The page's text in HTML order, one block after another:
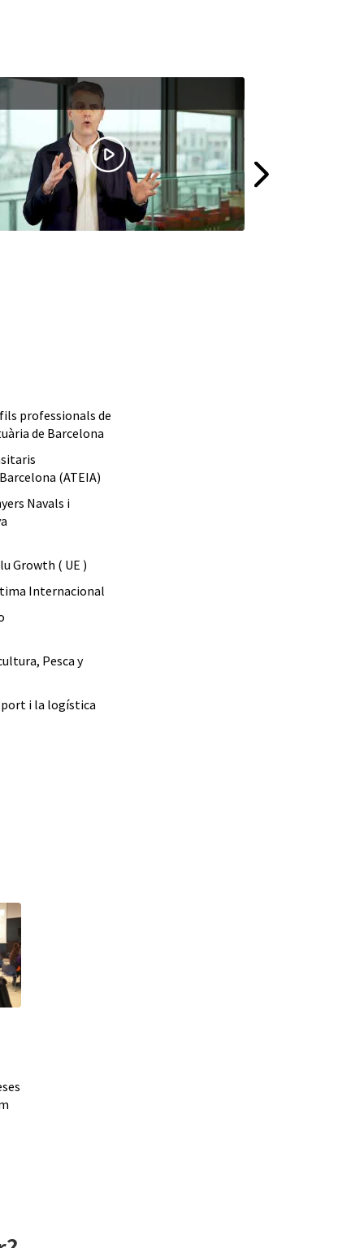
professionals de
de Barcelona
(ATEIA)
Navals i
Growth ( UE )
Internacional
Pesca y
i la logística